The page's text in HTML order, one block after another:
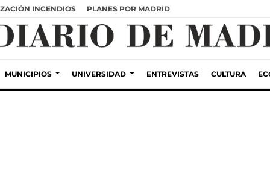
INCENDIOS PLANES POR MADRID
MUNICIPIOS UNIVERSIDAD ENTREVISTAS CULTURA